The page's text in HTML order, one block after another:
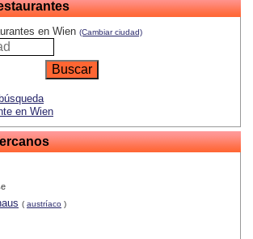
en Wien (Cambiar ciudad)
en Wien
( austríaco )